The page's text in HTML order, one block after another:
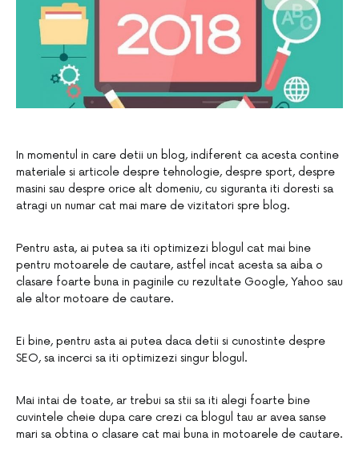
In momentul in care detii un blog, indiferent ca acesta contine
materiale si articole despre tehnologie, despre sport, despre
masini sau despre orice alt domeniu, cu siguranta iti doresti sa
atragi un numar cat mai mare de vizitatori spre blog.
Pentru asta, ai putea sa iti optimizezi blogul cat mai bine
pentru motoarele de cautare, astfel incat acesta sa aiba o
clasare foarte buna in paginile cu rezultate Google, Yahoo sau
ale altor motoare de cautare.
Ei bine, pentru asta ai putea daca detii si cunostinte despre
SEO, sa incerci sa iti optimizezi singur blogul.
Mai intai de toate, ar trebui sa stii sa iti alegi foarte bine
cuvintele cheie dupa care crezi ca blogul tau ar avea sanse
mari sa obtina o clasare cat mai buna in motoarele de cautare.